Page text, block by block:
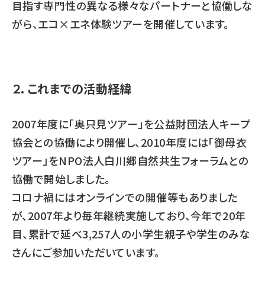
目指す専門性の異なる様々なパートナーと協働しな
がら、エコ×エネ体験ツアーを開催しています。
２．これまでの活動経緯
2007年度に「奥只見ツアー」を公益財団法人キープ
協会との協働により開催し、2010年度には「御母衣
ツアー」をNPO法人白川郷自然共生フォーラムとの
協働で開始しました。
コロナ禍にはオンラインでの開催等もありました
が、2007年より毎年継続実施しており、今年で20年
目、累計で延べ3,257人の小学生親子や学生のみな
さんにご参加いただいています。